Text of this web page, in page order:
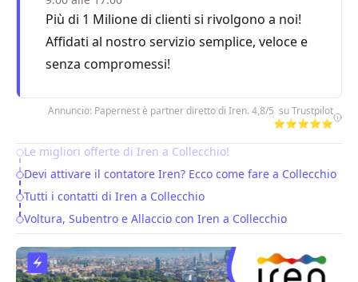
Più di 1 Milione di clienti si rivolgono a noi!
Affidati al nostro servizio semplice, veloce e
senza compromessi!
Annuncio: Papernest è partner diretto di Iren. 4,8/5 su Trustpilot
⭐⭐⭐⭐⭐
Table of Contents
Le migliori offerte di Iren a Collecchio!
Devi attivare il contatore Iren? Ecco come fare a Collecchio
Tutti i contatti di Iren a Collecchio
Voltura, Subentro e Allaccio con Iren a Collecchio